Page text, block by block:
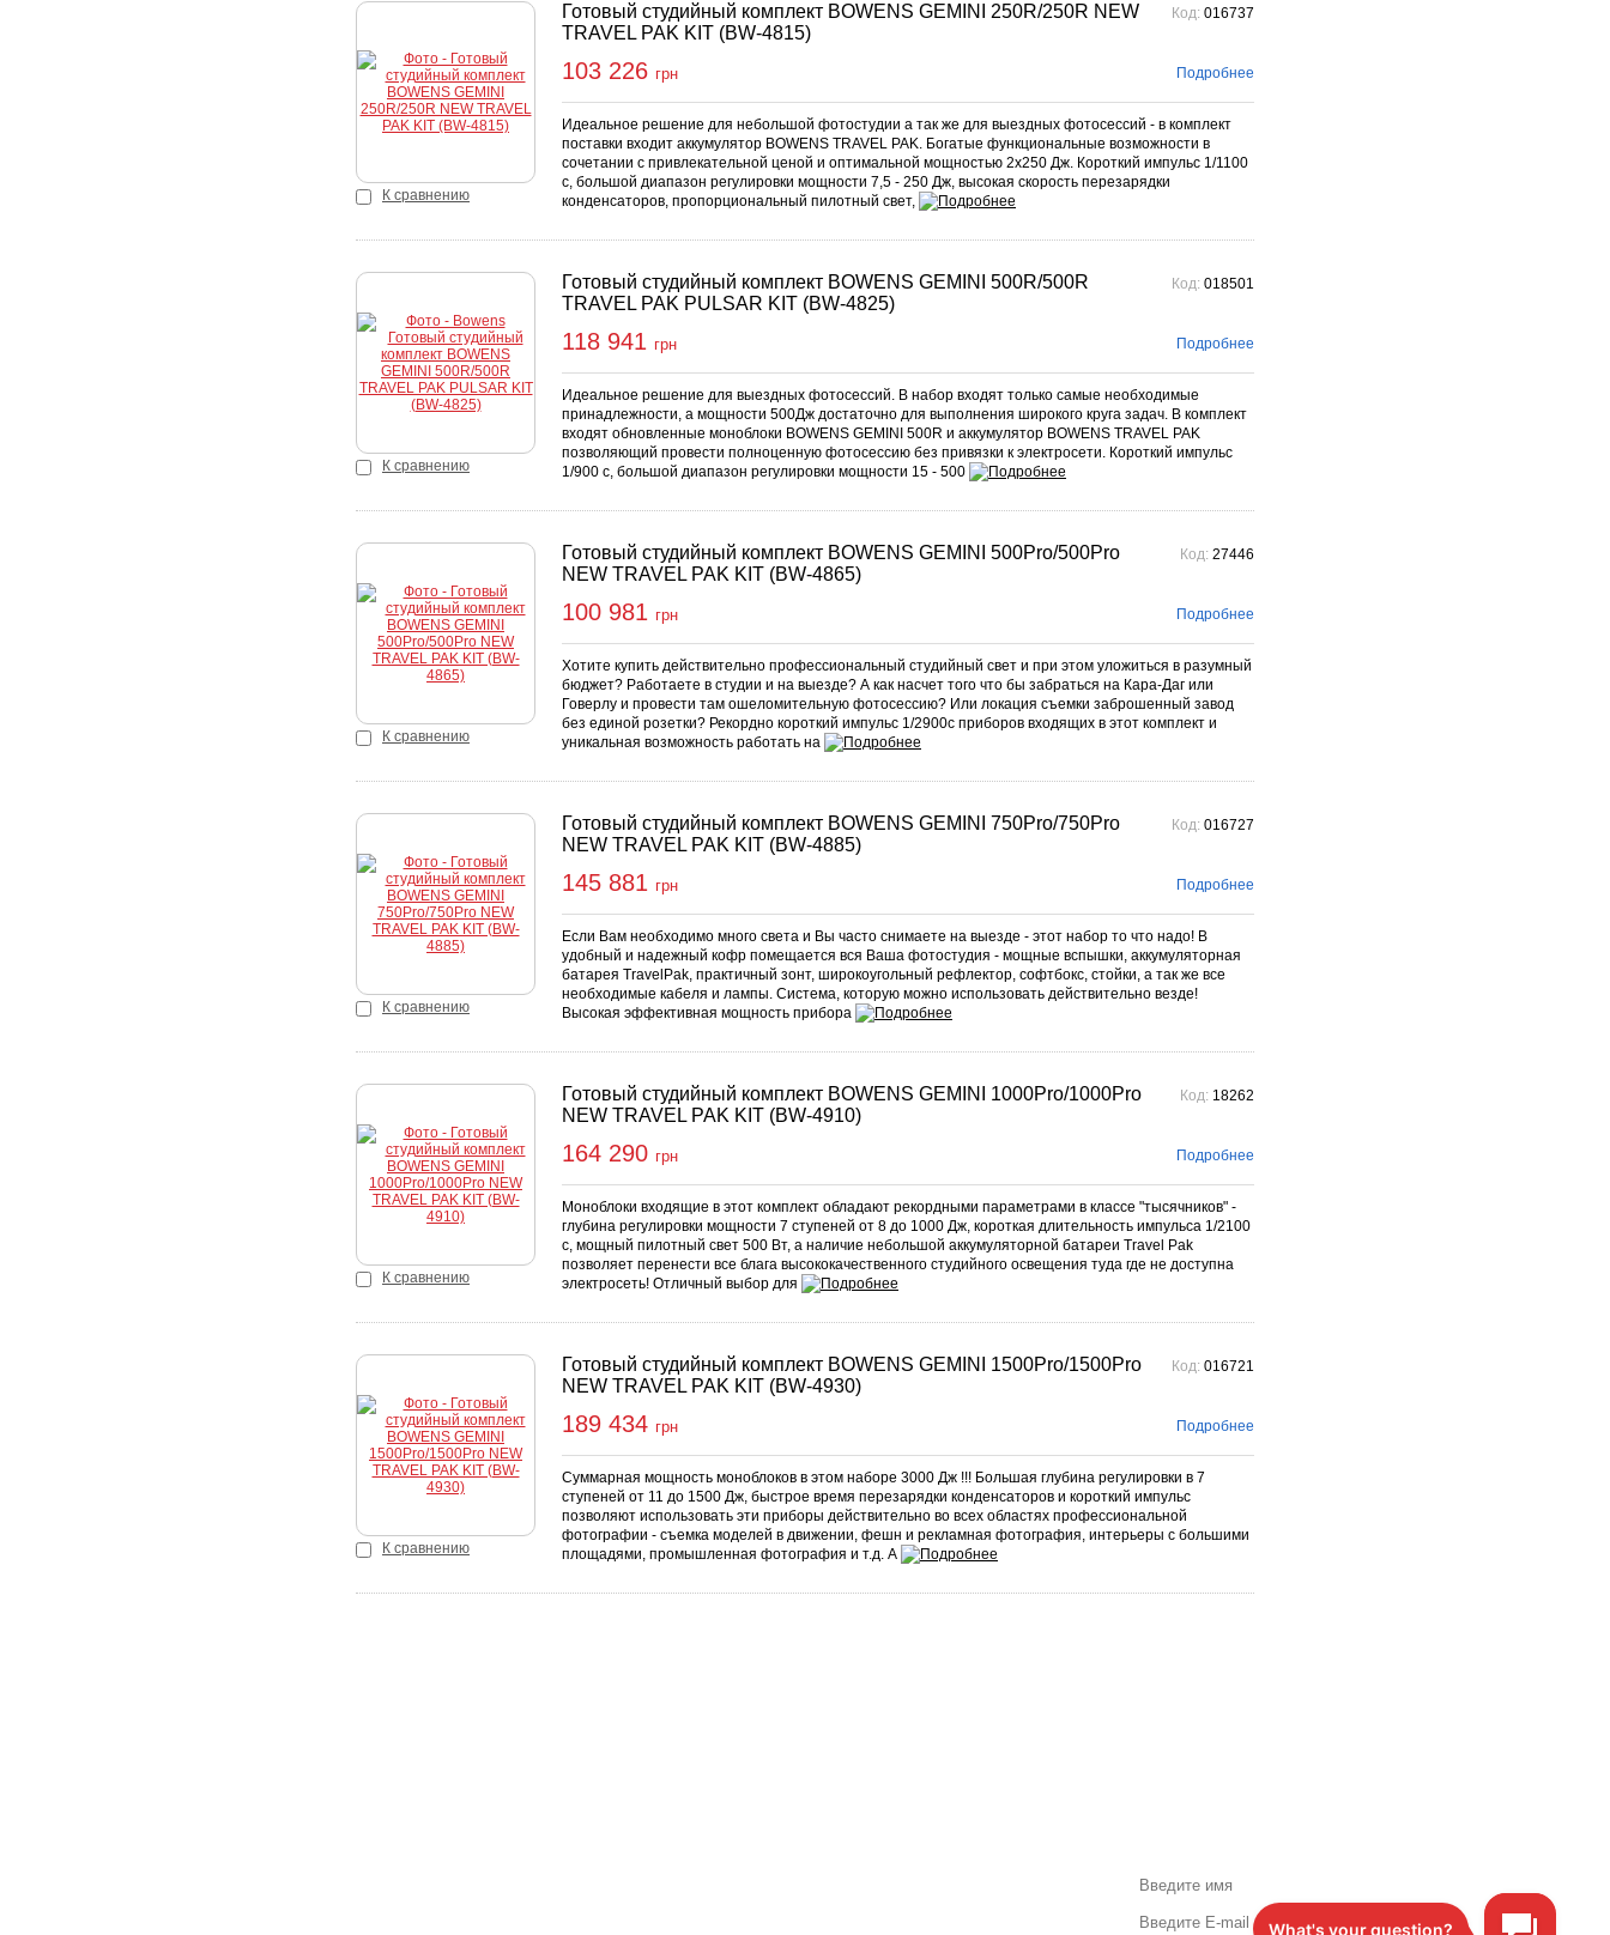
К сравнению
Готовый студийный комплект BOWENS GEMINI 250R/250R NEW
TRAVEL PAK KIT (BW-4815)
Код: 016737
103 226 грн
Купить Подробнее
Идеальное решение для небольшой фотостудии а так же для выездных фотосессий - в комплект
поставки входит аккумулятор BOWENS TRAVEL PAK. Богатые функциональные возможности в
сочетании с привлекательной ценой и оптимальной мощностью 2х250 Дж. Короткий импульс 1/1100
с, большой диапазон регулировки мощности 7,5 - 250 Дж, высокая скорость перезарядки
конденсаторов, пропорциональный пилотный свет,
К сравнению
Готовый студийный комплект BOWENS GEMINI 500R/500R
TRAVEL PAK PULSAR KIT (BW-4825)
Код: 018501
118 941 грн
Купить Подробнее
Идеальное решение для выездных фотосессий. В набор входят только самые необходимые
принадлежности, а мощности 500Дж достаточно для выполнения широкого круга задач. В комплект
входят обновленные моноблоки BOWENS GEMINI 500R и аккумулятор BOWENS TRAVEL PAK
позволяющий провести полноценную фотосессию без привязки к электросети. Короткий импульс
1/900 с, большой диапазон регулировки мощности 15 - 500
К сравнению
Готовый студийный комплект BOWENS GEMINI 500Pro/500Pro
NEW TRAVEL PAK KIT (BW-4865)
Код: 27446
100 981 грн
Купить Подробнее
Хотите купить действительно профессиональный студийный свет и при этом уложиться в разумный
бюджет? Работаете в студии и на выезде? А как насчет того что бы забраться на Кара-Даг или
Говерлу и провести там ошеломительную фотосессию? Или локация съемки заброшенный завод
без единой розетки? Рекордно короткий импульс 1/2900с приборов входящих в этот комплект и
уникальная возможность работать на
К сравнению
Готовый студийный комплект BOWENS GEMINI 750Pro/750Pro
NEW TRAVEL PAK KIT (BW-4885)
Код: 016727
145 881 грн
Купить Подробнее
Если Вам необходимо много света и Вы часто снимаете на выезде - этот набор то что надо! В
удобный и надежный кофр помещается вся Ваша фотостудия - мощные вспышки, аккумуляторная
батарея TravelPak, практичный зонт, широкоугольный рефлектор, софтбокс, стойки, а так же все
необходимые кабеля и лампы. Система, которую можно использовать действительно везде!
Высокая эффективная мощность прибора
К сравнению
Готовый студийный комплект BOWENS GEMINI 1000Pro/1000Pro
NEW TRAVEL PAK KIT (BW-4910)
Код: 18262
164 290 грн
Купить Подробнее
Моноблоки входящие в этот комплект обладают рекордными параметрами в классе "тысячников" -
глубина регулировки мощности 7 ступеней от 8 до 1000 Дж, короткая длительность импульса 1/2100
с, мощный пилотный свет 500 Вт, а наличие небольшой аккумуляторной батареи Travel Pak
позволяет перенести все блага высококачественного студийного освещения туда где не доступна
электросеть! Отличный выбор для
К сравнению
Готовый студийный комплект BOWENS GEMINI 1500Pro/1500Pro
NEW TRAVEL PAK KIT (BW-4930)
Код: 016721
189 434 грн
Купить Подробнее
Суммарная мощность моноблоков в этом наборе 3000 Дж !!! Большая глубина регулировки в 7
ступеней от 11 до 1500 Дж, быстрое время перезарядки конденсаторов и короткий импульс
позволяют использовать эти приборы действительно во всех областях профессиональной
фотографии - съемка моделей в движении, фешн и рекламная фотография, интерьеры с большими
площадями, промышленная фотография и т.д. А